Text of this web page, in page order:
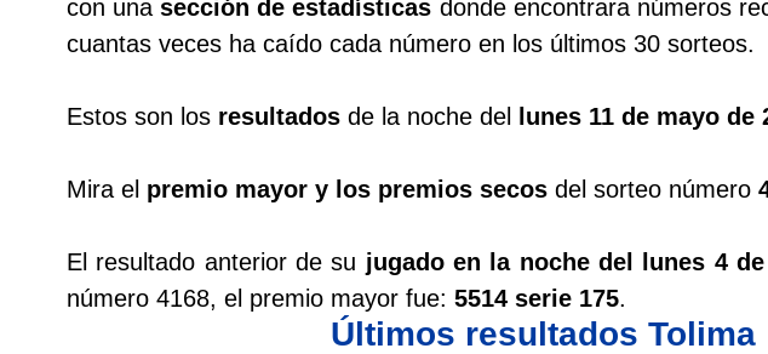
Sinuano Noche
con unasección de estadísticas donde encontrara números
cuantas veces ha caído cada número en los últimos 30 sorteos.
Estos son los resultados de la noche del lunes 11 de mayo de
Mira el premio mayor y los premios secos del sorteo número
El resultado anterior de su jugado en la noche del lunes 4
número 4168, el premio mayor fue: 5514 serie 175.
Últimos resultados Tolima